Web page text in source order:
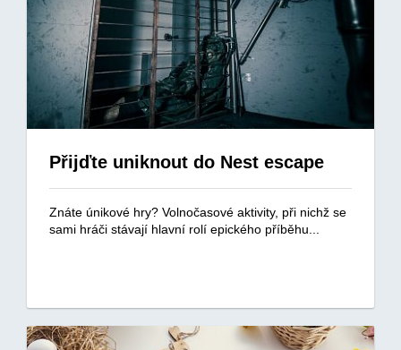
Přijďte uniknout do Nest escape
Znáte únikové hry? Volnočasové aktivity, při nichž se
sami hráči stávají hlavní rolí epického příběhu...